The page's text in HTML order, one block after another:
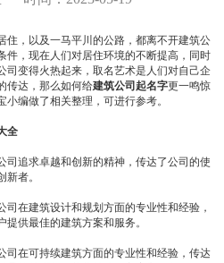
，以及一马平川的公路，都离不开建筑公
件，现在人们对居住环境的不断提高，同时
司变得火热起来，取名艺术是人们对自己企
传达，那么如何给建筑公司起名字更一鸣惊
编做了相关整理，可进行参考。
全
追求卓越和创新的精神，传达了公司的使
者。
在建筑设计和规划方面的专业性和经验，
供最佳的建筑方案和服务。
在可持续建筑方面的专业性和经验，传达